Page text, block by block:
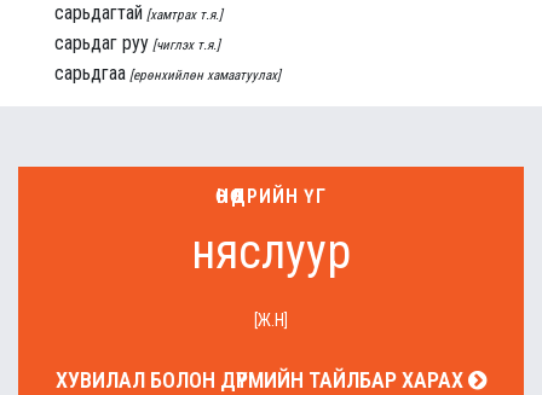
сарьдагтай [хамтрах т.я.]
сарьдаг руу [чиглэх т.я.]
сарьдгаа [ерөнхийлөн хамаатуулах]
ӨНӨӨДРИЙН ҮГ
няслуур
[Ж.Н]
ХУВИЛАЛ БОЛОН ДҮРМИЙН ТАЙЛБАР ХАРАХ